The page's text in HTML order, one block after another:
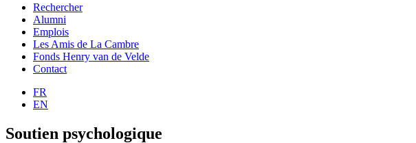
Rechercher
Alumni
Emplois
Les Amis de La Cambre
Fonds Henry van de Velde
Contact
FR
EN
Soutien psychologique